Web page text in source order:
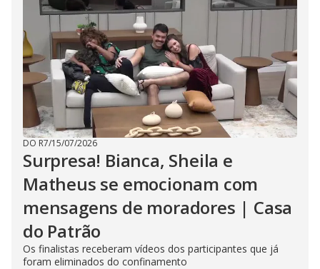
DO R7/15/07/2026
Surpresa! Bianca, Sheila e
Matheus se emocionam com
mensagens de moradores | Casa
do Patrão
Os finalistas receberam vídeos dos participantes que já
foram eliminados do confinamento